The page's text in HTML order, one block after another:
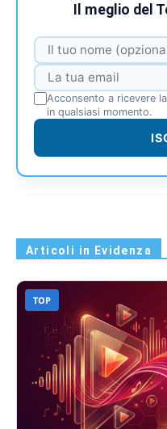
Il meglio del
Acconsento a ricevere
in qualsiasi momento.
Articoli in Evidenza
TOP